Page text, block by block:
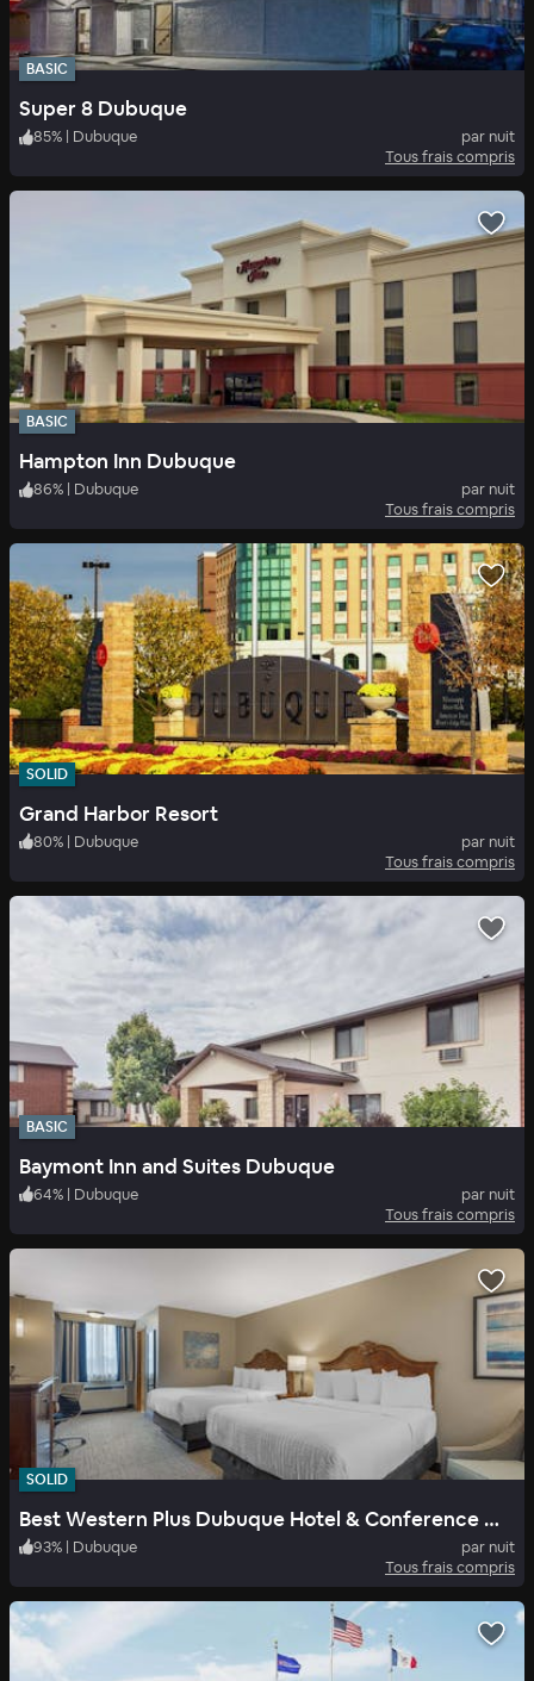
BASIC
Super 8 Dubuque
85% | Dubuque
par nuit
Tous frais compris
BASIC
Hampton Inn Dubuque
86% | Dubuque
par nuit
Tous frais compris
SOLID
Grand Harbor Resort
80% | Dubuque
par nuit
Tous frais compris
BASIC
Baymont Inn and Suites Dubuque
64% | Dubuque
par nuit
Tous frais compris
SOLID
Best Western Plus Dubuque Hotel & Conference Center
93% | Dubuque
par nuit
Tous frais compris